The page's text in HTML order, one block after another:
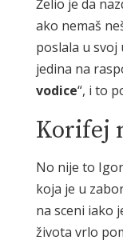
Želio je da
ako nemaš
poslala u svoj
jedina na
vodice“, i to
Korifej
No nije to
koja je u
na sceni iako
života vrlo